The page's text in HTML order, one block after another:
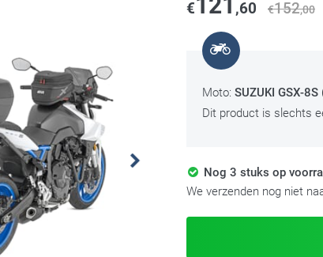
€ ,60 €152,00
Moto: SUZUKI GSX-
Dit product is slechts
Nog 3 stuks op
We verzenden nog niet